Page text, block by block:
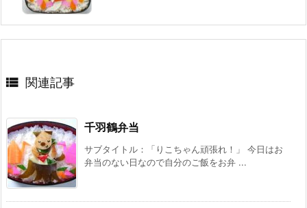
 関連記事
千羽鶴弁当
サブタイトル：「りこちゃん頑張れ！」 今日はお
弁当のない日なので自分のご飯をお弁 ...